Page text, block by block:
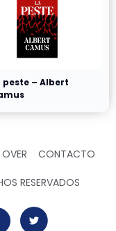
peste – Albert
CONTACTO
RESERVADOS